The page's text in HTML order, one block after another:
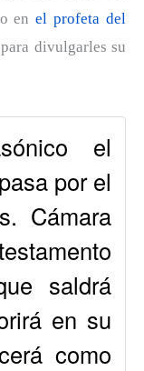
enel profeta del
divulgarles su
el
por el
Cámara
saldrá
en su
como